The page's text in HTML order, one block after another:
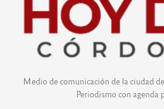
Medio de comunicación de la ciudad
Periodismo con agenda